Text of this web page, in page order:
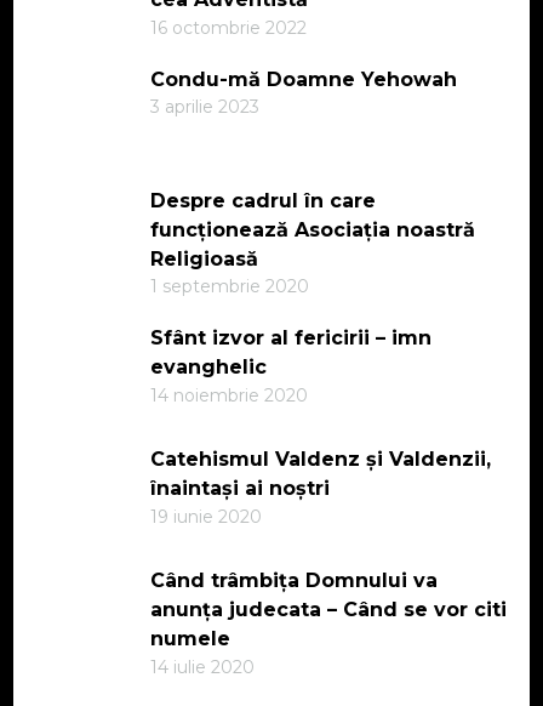
16 octombrie 2022
Condu-mă Doamne Yehowah
3 aprilie 2023
Despre cadrul în care
funcționează Asociația noastră
Religioasă
1 septembrie 2020
Sfânt izvor al fericirii – imn
evanghelic
14 noiembrie 2020
Catehismul Valdenz și Valdenzii,
înaintași ai noștri
19 iunie 2020
Când trâmbița Domnului va
anunța judecata – Când se vor citi
numele
14 iulie 2020